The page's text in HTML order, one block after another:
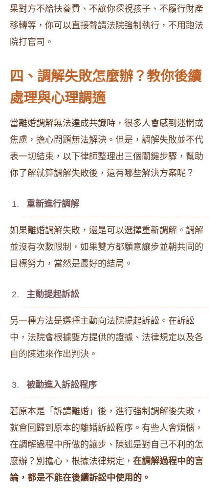
果對方不給扶養費、不讓你探視孩子、不履行財產
移轉等，你可以直接聲請法院強制執行，不用跑法
院打官司。
四、調解失敗怎麼辦？教你後續
處理與心理調適
當離婚調解無法達成共識時，很多人會感到迷惘或
焦慮，擔心問題無法解決。但是，調解失敗並不代
表一切結束，以下律師整理出三個關鍵步驟，幫助
你了解就算調解失敗後，還有哪些解決方案呢？
重新進行調解
如果離婚調解失敗，還是可以選擇重新調解。調解
並沒有次數限制，如果雙方都願意讓步並朝共同的
目標努力，當然是最好的結局。
主動提起訴訟
另一種方法是選擇主動向法院提起訴訟。在訴訟
中，法院會根據雙方提供的證據、法律規定以及各
自的陳述來作出判決。
被動進入訴訟程序
若原本是「訴請離婚」後，進行強制調解後失敗，
就會回歸到原本的離婚訴訟程序。有些人會煩惱，
在調解過程中所做的讓步、陳述是對自己不利的怎
麼辦？別擔心，根據法律規定， 在調解過程中的言
論，都是不能在後續訴訟中使用的。